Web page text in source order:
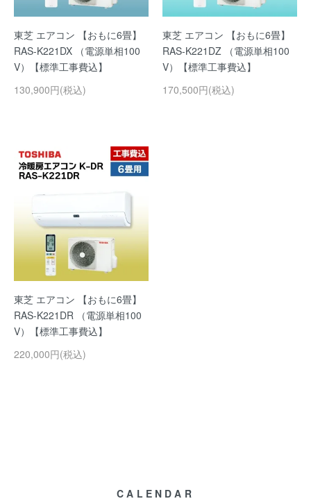
東芝 エアコン 【おもに6畳】
RAS-K221DX （電源単相100
V）【標準工事費込】
130,900円(税込)
東芝 エアコン 【おもに6畳】
RAS-K221DZ （電源単相100
V）【標準工事費込】
170,500円(税込)
東芝 エアコン 【おもに6畳】
RAS-K221DR （電源単相100
V）【標準工事費込】
220,000円(税込)
CALENDAR